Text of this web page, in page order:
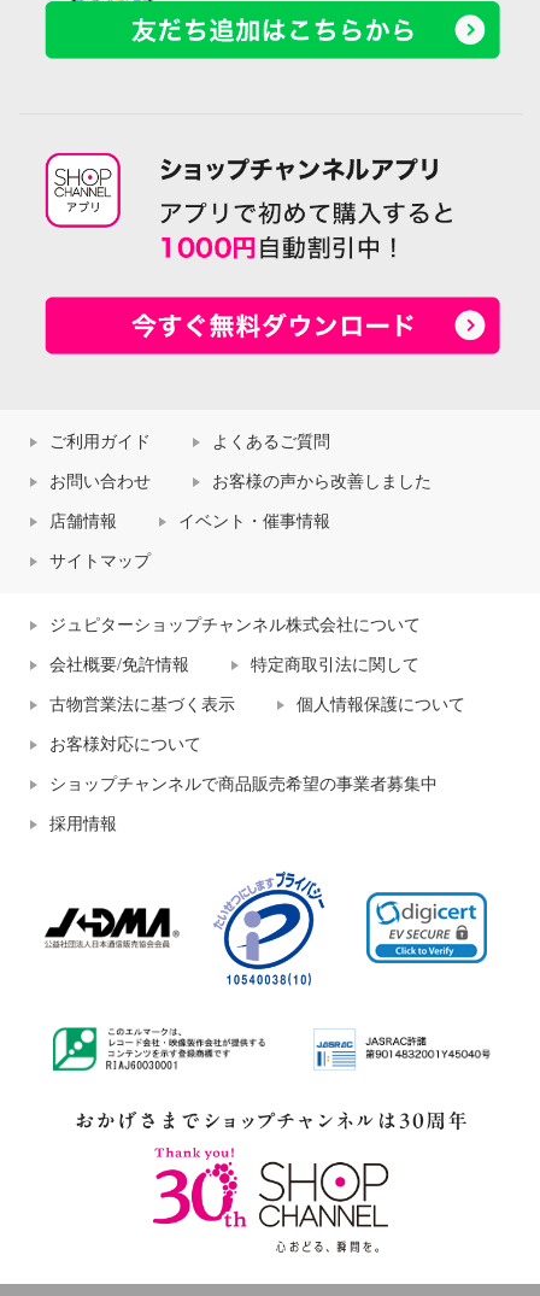
ご利用ガイド よくあるご質問
お問い合わせ お客様の声から改善しました
店舗情報 イベント・催事情報
サイトマップ
ジュピターショップチャンネル株式会社について
会社概要/免許情報 特定商取引法に関して
古物営業法に基づく表示 個人情報保護について
お客様対応について
ショップチャンネルで商品販売希望の事業者募集中
採用情報